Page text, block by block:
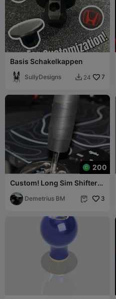
Basis Schakelkappen
SullyDesigns  24 7
200
Custom! Long Sim Shifter
Grip(PXN V10 Compatible)
Demetrius BM  3